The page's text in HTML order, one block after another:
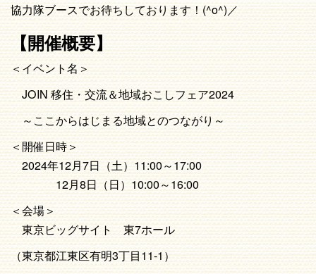
協力隊ブースでお待ちしております！(^o^)／
【開催概要】
＜イベント名＞
JOIN 移住・交流＆地域おこしフェア2024
～ここからはじまる地域とのつながり～
＜開催日時＞
2024年12月7日（土）11:00～17:00
12月8日（日）10:00～16:00
＜会場＞
東京ビッグサイト 東7ホール
（東京都江東区有明3丁目11-1）